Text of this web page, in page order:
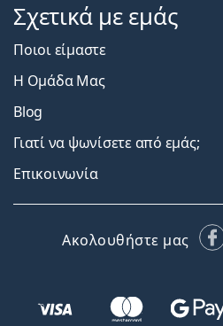
Σχετικά με εμάς
Ποιοι είμαστε
Η Ομάδα Μας
Blog
Γιατί να ψωνίσετε από εμάς;
Επικοινωνία
Ακολουθήστε μας